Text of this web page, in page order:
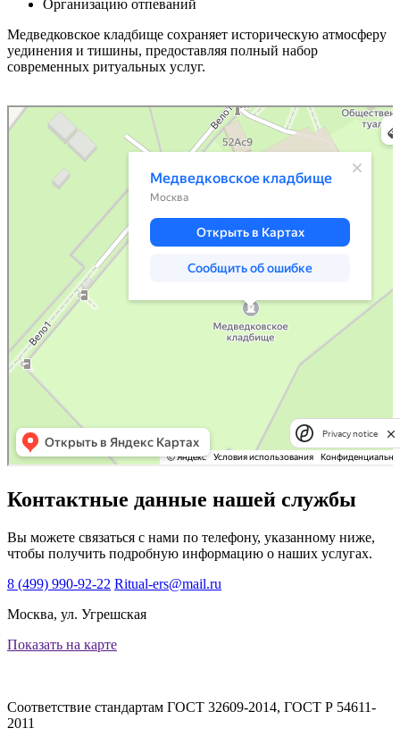
Организацию отпеваний
Медведковское кладбище сохраняет историческую атмосферу
уединения и тишины, предоставляя полный набор
современных ритуальных услуг.
Москва
Яндекс Карты
Контактные данные нашей службы
Вы можете связаться с нами по телефону, указанному ниже,
чтобы получить подробную информацию о наших услугах.
8 (499) 990-92-22 Ritual-ers@mail.ru
Москва, ул. Угрешская
Показать на карте
Соответствие стандартам ГОСТ 32609-2014, ГОСТ Р 54611-
2011
Privacy notice